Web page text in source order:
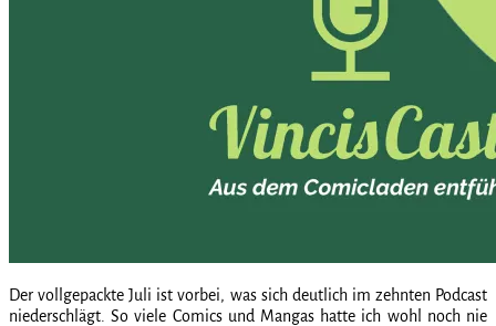
Der vollgepackte Juli ist vorbei, was sich deutlich im zehnten Podcast
niederschlägt. So viele Comics und Mangas hatte ich wohl noch nie